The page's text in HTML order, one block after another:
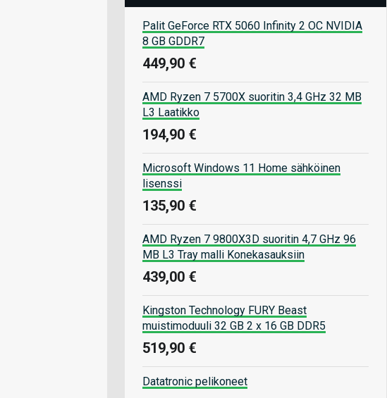
Palit GeForce RTX 5060 Infinity 2 OC NVIDIA
8 GB GDDR7
449,90 €
AMD Ryzen 7 5700X suoritin 3,4 GHz 32 MB
L3 Laatikko
194,90 €
Microsoft Windows 11 Home sähköinen
lisenssi
135,90 €
AMD Ryzen 7 9800X3D suoritin 4,7 GHz 96
MB L3 Tray malli Konekasauksiin
439,00 €
Kingston Technology FURY Beast
muistimoduuli 32 GB 2 x 16 GB DDR5
519,90 €
Datatronic pelikoneet